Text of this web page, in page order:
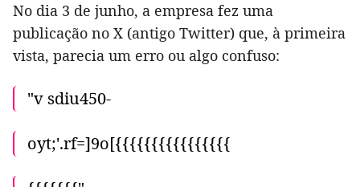
No dia 3 de junho, a empresa fez uma
publicação no X (antigo Twitter) que, à primeira
vista, parecia um erro ou algo confuso:
"v sdiu450-
oyt;'.rf=]9o[{{{{{{{{{{{{{{{{